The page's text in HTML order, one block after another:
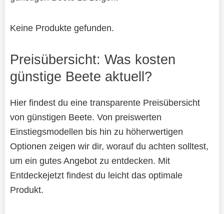
Keine Produkte gefunden.
Preisübersicht: Was kosten
günstige Beete aktuell?
Hier findest du eine transparente Preisübersicht
von günstigen Beete. Von preiswerten
Einstiegsmodellen bis hin zu höherwertigen
Optionen zeigen wir dir, worauf du achten solltest,
um ein gutes Angebot zu entdecken. Mit
Entdeckejetzt findest du leicht das optimale
Produkt.